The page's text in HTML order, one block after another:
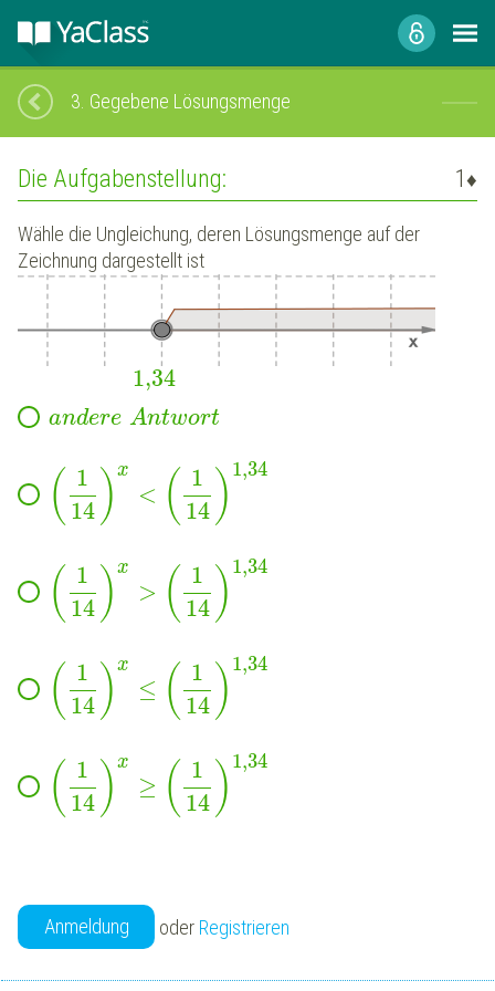
3. Gegebene Lösungsmenge
Die Aufgabenstellung: 1♦
Wähle die Ungleichung, deren Lösungsmenge auf der
Zeichnung dargestellt ist
1,34
andere Antwort
(
1
14 ) x
< (
1
14 ) 1,34
(
1
14 ) x
> (
1
14 ) 1,34
(
1
14 ) x
≤ (
1
14 ) 1,34
(
1
14 ) x
≥ (
1
14 ) 1,34
Anmeldung oder Registrieren